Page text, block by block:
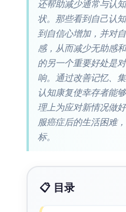
还帮助减少通常与认
状。那些看到自己认
到自信心增加，并对
感，从而减少无助感
的另一个重要好处是
响。通过改善记忆、
认知康复使幸存者能
理上为应对新情况做
服癌症后的生活困难
标。
📋 目录